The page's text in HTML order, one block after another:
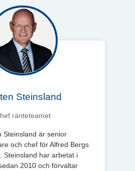
Steinsland
ränteteamet
Steinsland är senior
och chef för Alfred Bergs
Steinsland har arbetat i
2010 och förvaltar